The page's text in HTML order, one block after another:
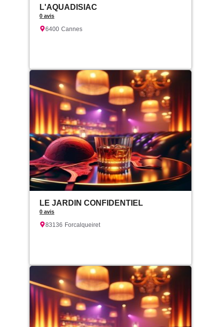
L'AQUADISIAC
0 avis
6400 Cannes
LE JARDIN CONFIDENTIEL
0 avis
83136 Forcalqueiret